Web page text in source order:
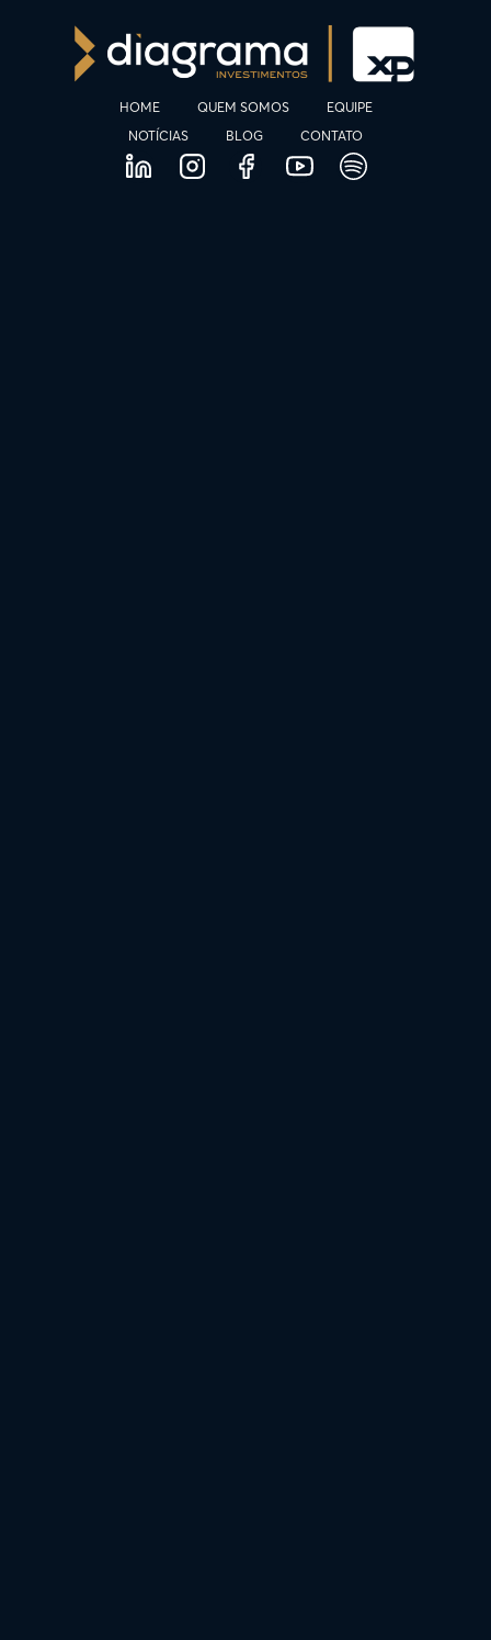
HOME QUEM SOMOS
EQUIPE
NOTÍCIAS
BLOG CONTATO